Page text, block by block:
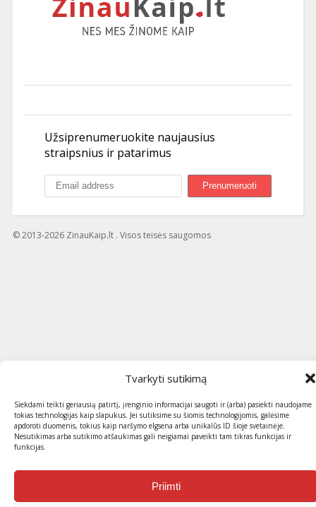
Tvarkyti sutikimą
Siekdami teikti geriausią patirtį, įrenginio informacijai saugoti ir (arba) pasiekti naudojame
tokias technologijas kaip slapukus. Jei sutiksime su šiomis technologijomis, galėsime
apdoroti duomenis, tokius kaip naršymo elgsena arba unikalūs ID šioje svetainėje.
Nesutikimas arba sutikimo atšaukimas gali neigiamai paveikti tam tikras funkcijas ir
funkcijas.
Priimti
Užsiprenumeruokite naujausius
straipsnius ir patarimus
© 2013-2026 ZinauKaip.lt . Visos teisės saugomos